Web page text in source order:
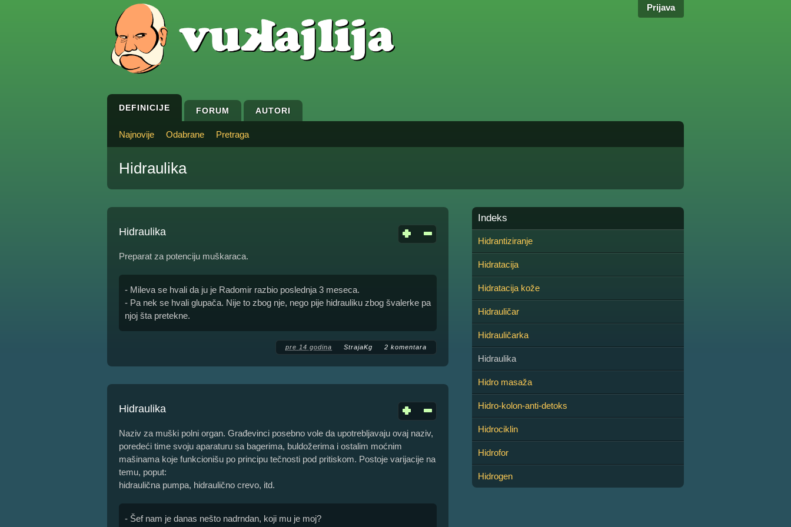
Prijava
DEFINICIJE FORUM AUTORI
Najnovije Odabrane Pretraga
Hidraulika
Hidraulika
Preparat za potenciju muškaraca.
- Mileva se hvali da ju je Radomir razbio poslednja 3 meseca.
- Pa nek se hvali glupača. Nije to zbog nje, nego pije hidrauliku zbog švalerke pa
njoj šta pretekne.
pre 14 godina StrajaKg 2 komentara
Hidraulika
Naziv za muški polni organ. Građevinci posebno vole da upotrebljavaju ovaj naziv,
poredeći time svoju aparaturu sa bagerima, buldožerima i ostalim moćnim
mašinama koje funkcionišu po principu tečnosti pod pritiskom. Postoje varijacije na
temu, poput:
hidraulična pumpa, hidraulično crevo, itd.
- Šef nam je danas nešto nadrndan, koji mu je moj?
Indeks
Hidrantiziranje
Hidratacija
Hidratacija kože
Hidrauličar
Hidrauličarka
Hidraulika
Hidro masaža
Hidro-kolon-anti-detoks
Hidrociklin
Hidrofor
Hidrogen